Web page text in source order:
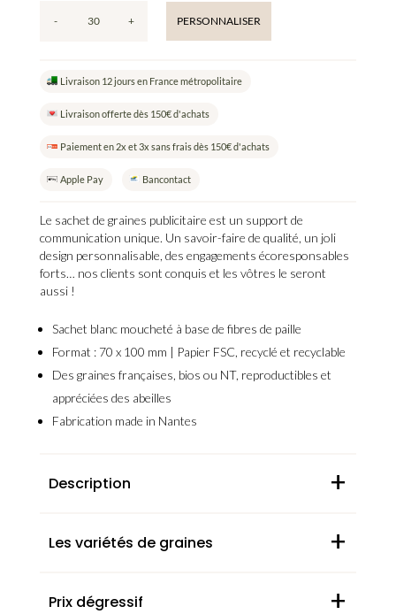
Le sachet de graines publicitaire est un support de
communication unique. Un savoir-faire de qualité, un joli
design personnalisable, des engagements écoresponsables
forts… nos clients sont conquis et les vôtres le seront
aussi !
Sachet blanc moucheté à base de fibres de paille
Format : 70 x 100 mm | Papier FSC, recyclé et recyclable
Des graines françaises, bios ou NT, reproductibles et
appréciées des abeilles
Fabrication made in Nantes
Livraison 12 jours en France métropolitaire
Livraison offerte dès 150€ d'achats
Paiement en 2x et 3x sans frais dès 150€ d'achats
Apple Pay Bancontact
-
Germer
vos
de
publicitaire
+ PERSONNALISER
Description +
Les variétés de graines +
Prix dégressif +